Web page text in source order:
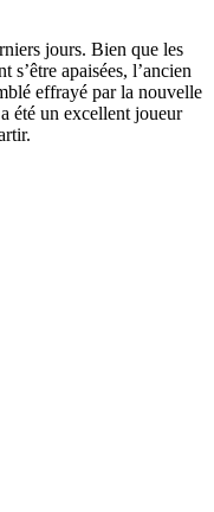
jours. Bien que les
s’être apaisées, l’ancien
effrayé par la nouvelle
été un excellent joueur